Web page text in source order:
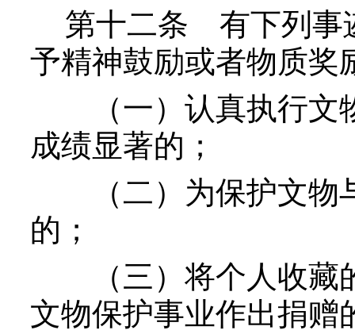
第十二条 有下列事
予精神鼓励或者物质奖
（一）认真执行文
成绩显著的；
（二）为保护文物
的；
（三）将个人收藏
文物保护事业作出捐赠